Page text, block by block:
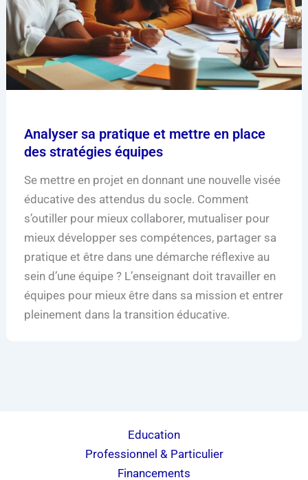
Analyser sa pratique et mettre en place
des stratégies équipes
Se mettre en projet en donnant une nouvelle visée
éducative des attendus du socle. Comment
s’outiller pour mieux collaborer, mutualiser pour
mieux développer ses compétences, partager sa
pratique et être dans une démarche réflexive au
sein d’une équipe ? L’enseignant doit travailler en
équipes pour mieux être dans sa mission et entrer
pleinement dans la transition éducative.
Education
Professionnel & Particulier
Financements